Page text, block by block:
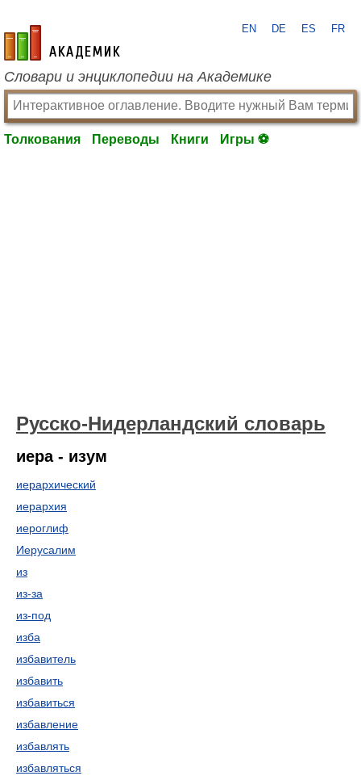
academic.ru
EN DE ES FR
Словари и энциклопедии на Академике
Толкования Переводы Книги Игры ⚽
Русско-Нидерландский словарь
иера - изум
иерархический
иерархия
иероглиф
Иерусалим
из
из-за
из-под
изба
избавитель
избавить
избавиться
избавление
избавлять
избавляться